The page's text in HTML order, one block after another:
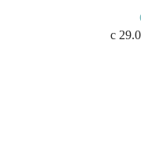
с